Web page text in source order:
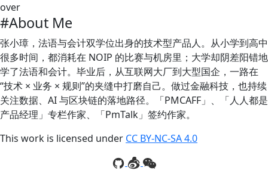
over
#About Me
张小璋，法语与会计双学位出身的技术型产品人。从小学到高中
很多时间，都消耗在 NOIP 的比赛与机房里；大学却阴差阳错地
学了法语和会计。毕业后，从互联网大厂到大型国企，一路在
“技术 × 业务 × 规则”的夹缝中打磨自己。做过金融科技，也持续
关注数据、AI 与区块链的落地路径。「PMCAFF」、「人人都是
产品经理」专栏作家、「PmTalk」签约作家。
This work is licensed under CC BY-NC-SA 4.0